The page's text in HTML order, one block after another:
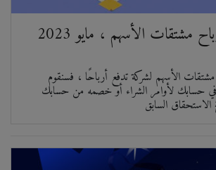
مشتقات الأسهم ، مايو 2023
الأسهم لشركة تدفع أرباحًا ، فسنقوم
في حسابك لأوامر الشراء أو خصمه من حسابك